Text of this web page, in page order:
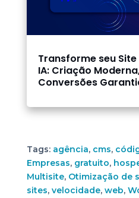
Transforme seu
IA: Criação
Conversões
Tags: agência, cms,
Empresas, gratuito,
Multisite, Otimização de
sites, velocidade, web,